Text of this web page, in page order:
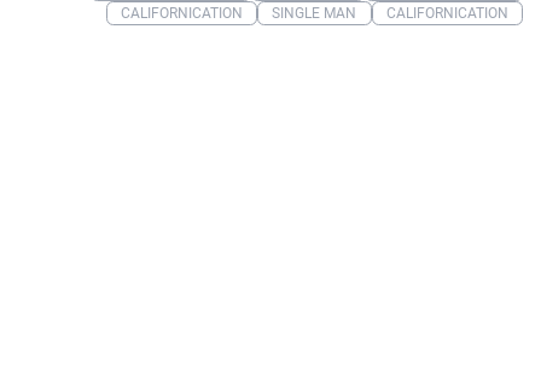
CALIFORNICATION
SINGLE MAN CALIFORNICATION